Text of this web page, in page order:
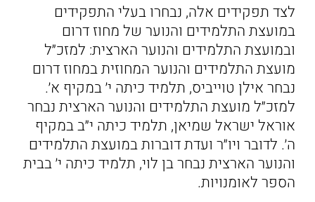
לצד תפקידים אלה, נבחרו בעלי התפקידים
במועצת התלמידים והנוער של מחוז דרום
ובמועצת התלמידים והנוער הארצית: למזכ״ל
מועצת התלמידים והנוער המחוזית במחוז דרום
נבחר אילן טוייביס, תלמיד כיתה י׳ במקיף א׳.
למזכ״ל מועצת התלמידים והנוער הארצית נבחר
אוראל ישראל שמיאן, תלמיד כיתה י״ב במקיף
ה׳. לדובר ויו״ר ועדת דוברות במועצת התלמידים
והנוער הארצית נבחר בן לוי, תלמיד כיתה י׳ בבית
הספר לאומנויות.